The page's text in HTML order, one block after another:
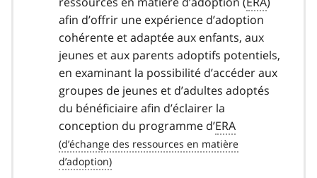
afin d’offrir une expérience d’adoption
cohérente et adaptée aux enfants, aux
jeunes et aux parents adoptifs potentiels,
en examinant la possibilité d’accéder aux
groupes de jeunes et d’adultes adoptés
du bénéficiaire afin d’éclairer la
conception du programme d’ERA